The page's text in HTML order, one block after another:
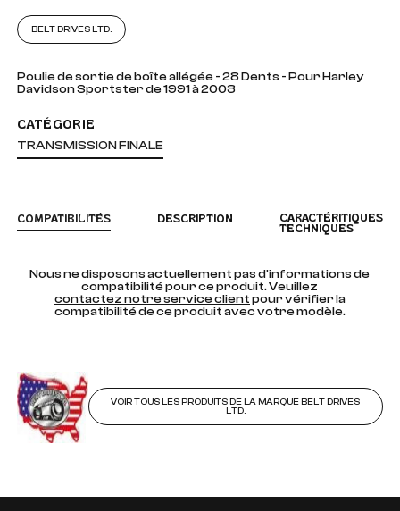
BELT DRIVES LTD.
Poulie de sortie de boîte allégée - 28 Dents - Pour Harley
Davidson Sportster de 1991 à 2003
CATÉGORIE
TRANSMISSION FINALE
COMPATIBILITÉS DESCRIPTION
CARACTÉRITIQUES
TECHNIQUES
Nous ne disposons actuellement pas d'informations de
compatibilité pour ce produit. Veuillez
contactez notre service clientpour vérifier la
compatibilité de ce produit avec votre modèle.
VOIR TOUS LES PRODUITS DE LA MARQUE BELT DRIVES
LTD.